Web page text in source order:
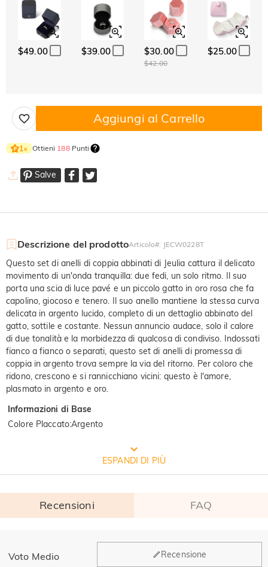
$49.00 $39.00 $30.00
$42.00
$25.00
Aggiungi al Carrello
1× Ottieni 188Punti
Salve
Descrizione del prodottoArticolo#: JECW0228T
Questo set di anelli di coppia abbinati di Jeulia cattura il delicato
movimento di un'onda tranquilla: due fedi, un solo ritmo. Il suo
porta una scia di luce pavé e un piccolo gatto in oro rosa che fa
capolino, giocoso e tenero. Il suo anello mantiene la stessa curva
delicata in argento lucido, completo di un dettaglio abbinato del
gatto, sottile e costante. Nessun annuncio audace, solo il calore
di due tonalità e la morbidezza di qualcosa di condiviso. Indossati
fianco a fianco o separati, questo set di anelli di promessa di
coppia in argento trova sempre la via del ritorno. Per coloro che
ridono, crescono e si rannicchiano vicini: questo è l'amore,
plasmato in argento e oro.
Informazioni di Base
Colore Placcato:Argento
CONFEZIONE GRATUITA JEULIA
ESPANDI DI PIÙ
Recensioni FAQ
Voto Medio Recensione
Generale